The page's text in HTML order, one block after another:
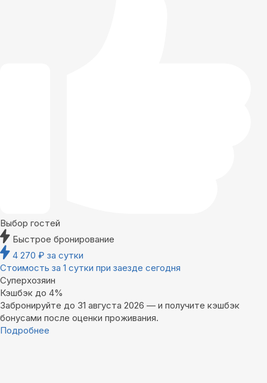
Выбор гостей
Быстрое бронирование
4 270 ₽ за сутки
Стоимость за 1 сутки при заезде сегодня
Суперхозяин
Кэшбэк до 4%
Забронируйте до 31 августа 2026 — и получите кэшбэк
бонусами после оценки проживания.
Подробнее